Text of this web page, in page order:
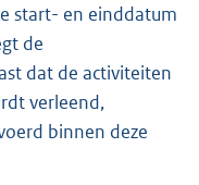
start- en einddatum
de
dat de activiteiten
verleend,
binnen deze